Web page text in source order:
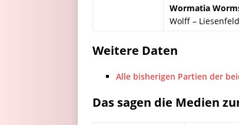
Wormatia
Wolff –
Weitere Daten
Alle bisherigen Partien der
Das sagen die Medien